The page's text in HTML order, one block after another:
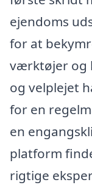
ejendoms
for at
værktøjer og
og velplejet
for en
en
platform
rigtige